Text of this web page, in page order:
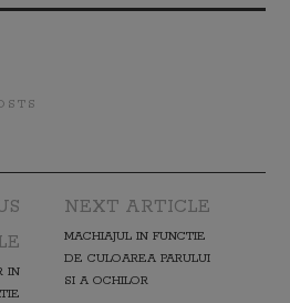
IN
NEXT ARTICLE
MACHIAJUL IN FUNCTIE
DE CULOAREA PARULUI
SI A OCHILOR